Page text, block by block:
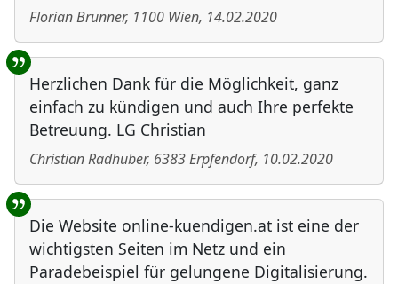
Florian Brunner, 1100 Wien, 14.02.2020
Herzlichen Dank für die Möglichkeit, ganz
einfach zu kündigen und auch Ihre perfekte
Betreuung. LG Christian
Christian Radhuber, 6383Erpfendorf, 10.02.2020
Die Website online-kuendigen.at ist eine der
wichtigsten Seiten im Netz und ein
Paradebeispiel für gelungene Digitalisierung.